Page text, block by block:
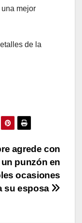
mejor
de la
agrede con
un punzón en
ocasiones
su esposa